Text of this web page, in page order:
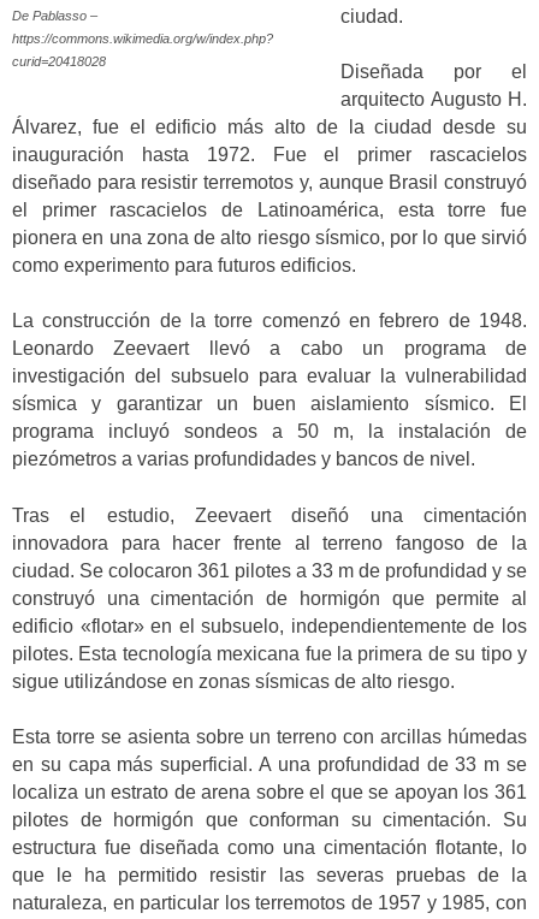
De Pablasso –
https://commons.wikimedia.org/w/index.php?
curid=20418028
ciudad.
Diseñada por el
arquitecto Augusto H.
Álvarez, fue el edificio más alto de la ciudad desde su
inauguración hasta 1972. Fue el primer rascacielos
diseñado para resistir terremotos y, aunque Brasil construyó
el primer rascacielos de Latinoamérica, esta torre fue
pionera en una zona de alto riesgo sísmico, por lo que sirvió
como experimento para futuros edificios.
La construcción de la torre comenzó en febrero de 1948.
Leonardo Zeevaert llevó a cabo un programa de
investigación del subsuelo para evaluar la vulnerabilidad
sísmica y garantizar un buen aislamiento sísmico. El
programa incluyó sondeos a 50 m, la instalación de
piezómetros a varias profundidades y bancos de nivel.
Tras el estudio, Zeevaert diseñó una cimentación
innovadora para hacer frente al terreno fangoso de la
ciudad. Se colocaron 361 pilotes a 33 m de profundidad y se
construyó una cimentación de hormigón que permite al
edificio «flotar» en el subsuelo, independientemente de los
pilotes. Esta tecnología mexicana fue la primera de su tipo y
sigue utilizándose en zonas sísmicas de alto riesgo.
Esta torre se asienta sobre un terreno con arcillas húmedas
en su capa más superficial. A una profundidad de 33 m se
localiza un estrato de arena sobre el que se apoyan los 361
pilotes de hormigón que conforman su cimentación. Su
estructura fue diseñada como una cimentación flotante, lo
que le ha permitido resistir las severas pruebas de la
naturaleza, en particular los terremotos de 1957 y 1985, con